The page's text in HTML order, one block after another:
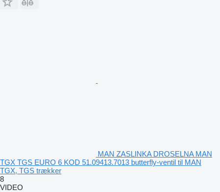
MAN ZASLINKA DROSELNA MAN
TGX TGS EURO 6 KOD 51.09413.7013 butterfly-ventil til MAN
TGX, TGS trækker
8
VIDEO